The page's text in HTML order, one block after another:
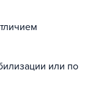
или по